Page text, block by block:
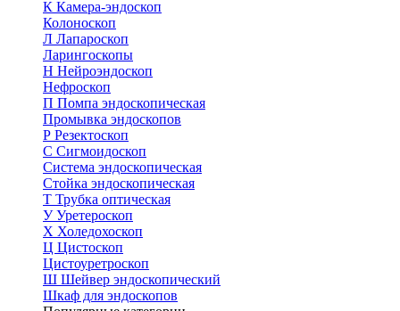
К Камера-эндоскоп
Колоноскоп
Л Лапароскоп
Ларингоскопы
Н Нейроэндоскоп
Нефроскоп
П Помпа эндоскопическая
Промывка эндоскопов
Р Резектоскоп
С Сигмоидоскоп
Система эндоскопическая
Стойка эндоскопическая
Т Трубка оптическая
УУретероскоп
Х Холедохоскоп
Ц Цистоскоп
Цистоуретроскоп
Ш Шейвер эндоскопический
Шкаф для эндоскопов